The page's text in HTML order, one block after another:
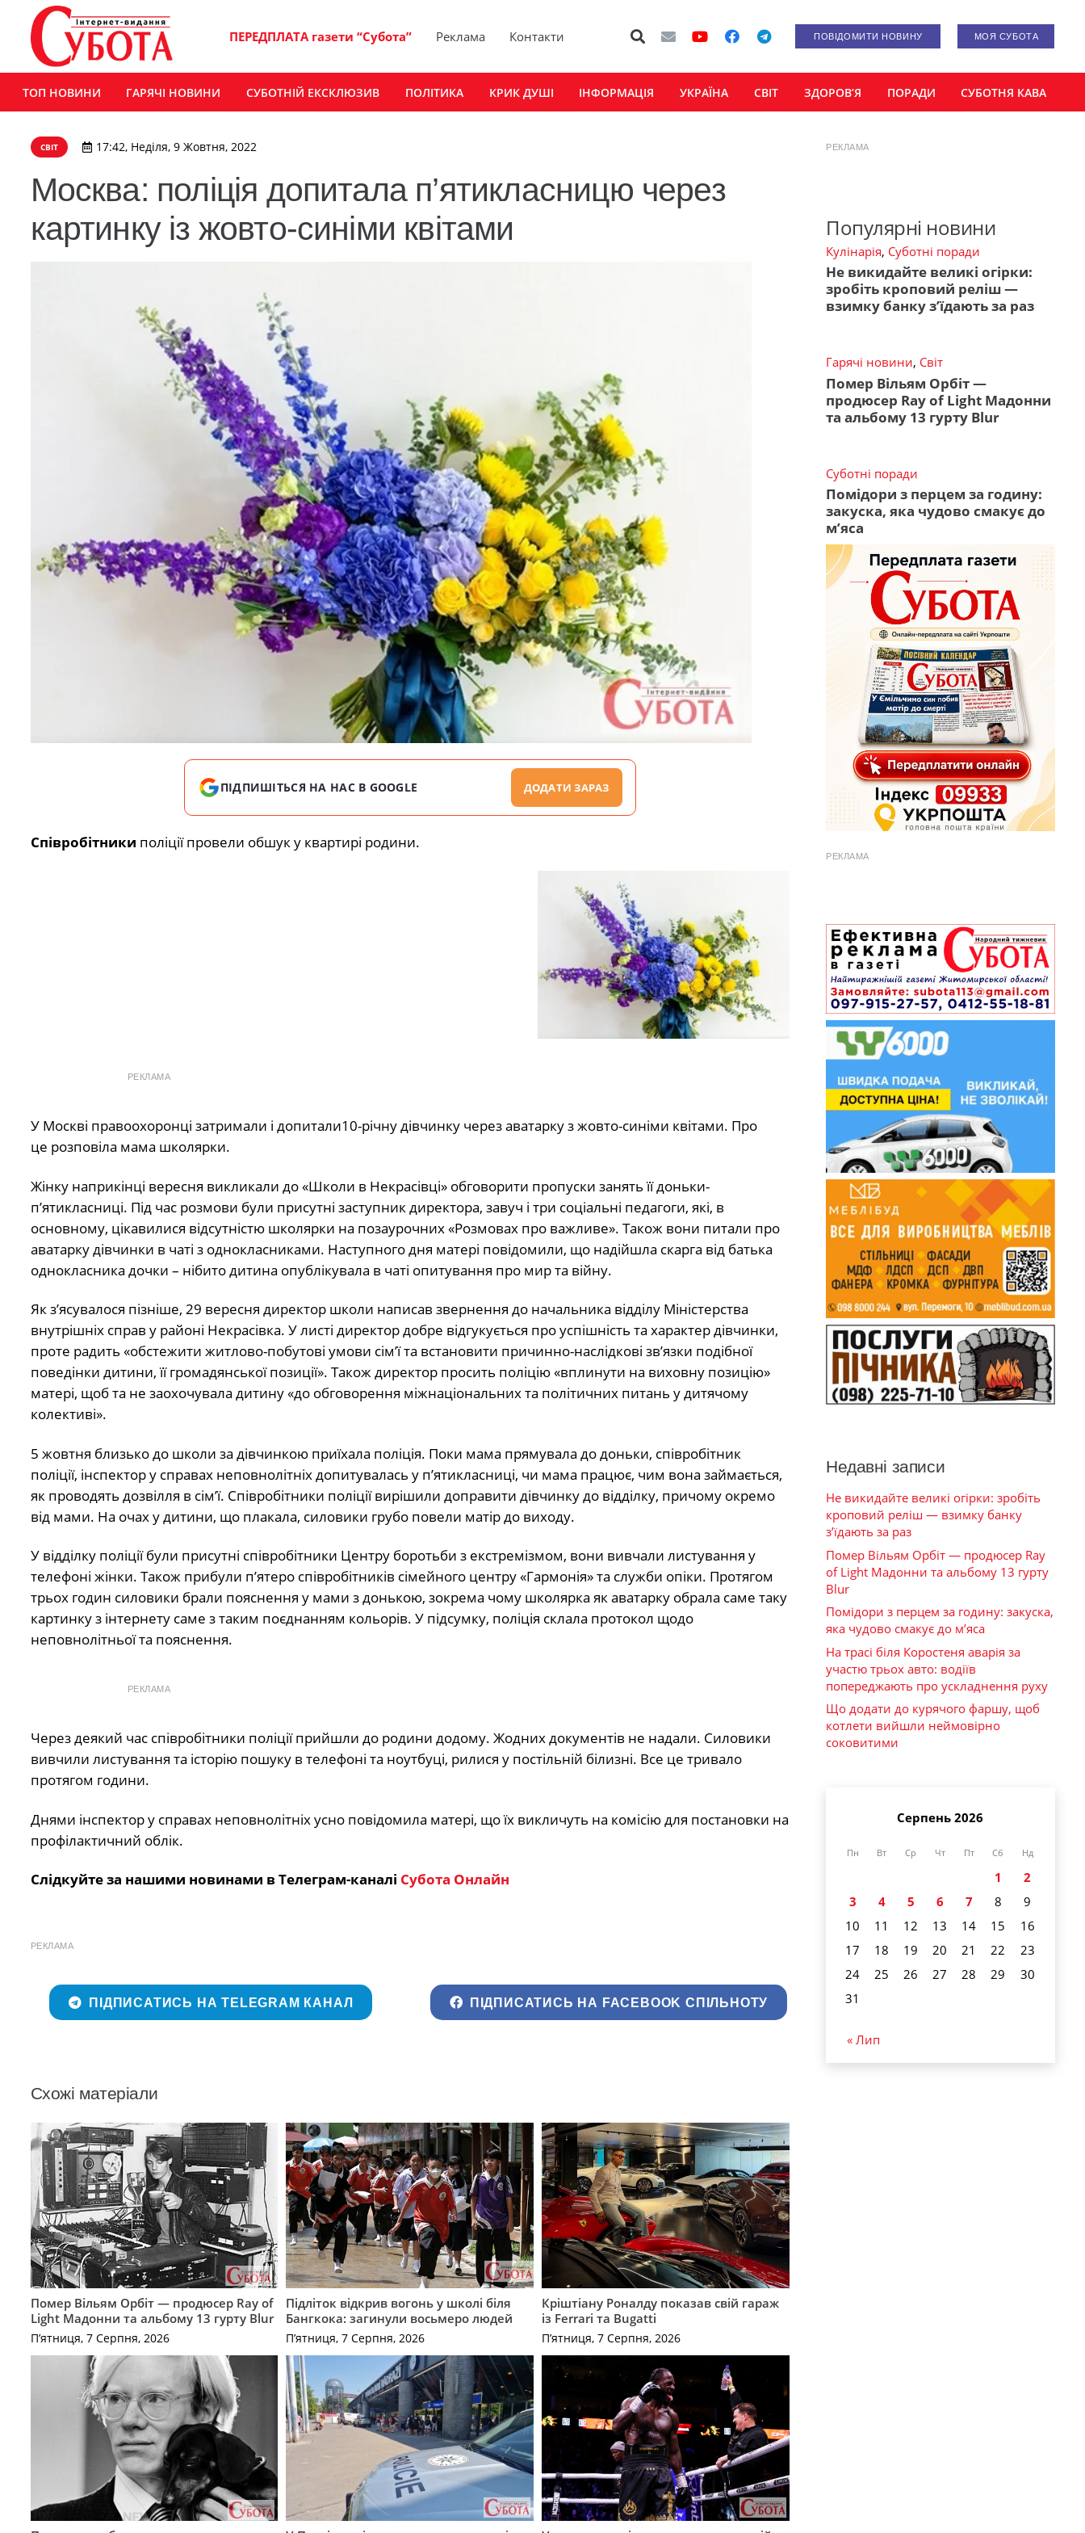
ПЕРЕДПЛАТА газети “Субота” Реклама Контакти ПОВІДОМИТИ НОВИНУ МОЯ СУБОТА
ТОП НОВИНИ ГАРЯЧІ НОВИНИ СУБОТНІЙ ЕКСКЛЮЗИВ ПОЛІТИКА КРИК ДУШІ ІНФОРМАЦІЯ УКРАЇНА СВІТ ЗДОРОВ’Я ПОРАДИ СУБОТНЯ КАВА
СВІТ 17:42, Неділя, 9 Жовтня, 2022
Москва: поліція допитала п’ятикласницю через
картинку із жовто-синіми квітами
ПІДПИШІТЬСЯ НА НАС В GOOGLE ДОДАТИ ЗАРАЗ
Співробітники поліції провели обшук у квартирі родини.
РЕКЛАМА
У Москві правоохоронці затримали і допитали10-річну дівчинку через аватарку з жовто-синіми квітами. Про
це розповіла мама школярки.
Жінку наприкінці вересня викликали до «Школи в Некрасівці» обговорити пропуски занять її доньки-
п’ятикласниці. Під час розмови були присутні заступник директора, завуч і три соціальні педагоги, які, в
основному, цікавилися відсутністю школярки на позаурочних «Розмовах про важливе». Також вони питали про
аватарку дівчинки в чаті з однокласниками. Наступного дня матері повідомили, що надійшла скарга від батька
однокласника дочки – нібито дитина опублікувала в чаті опитування про мир та війну.
Як з’ясувалося пізніше, 29 вересня директор школи написав звернення до начальника відділу Міністерства
внутрішніх справ у районі Некрасівка. У листі директор добре відгукується про успішність та характер дівчинки,
проте радить «обстежити житлово-побутові умови сім’ї та встановити причинно-наслідкові зв’язки подібної
поведінки дитини, її громадянської позиції». Також директор просить поліцію «вплинути на виховну позицію»
матері, щоб та не заохочувала дитину «до обговорення міжнаціональних та політичних питань у дитячому
колективі».
5 жовтня близько до школи за дівчинкою приїхала поліція. Поки мама прямувала до доньки, співробітник
поліції, інспектор у справах неповнолітніх допитувалась у п’ятикласниці, чи мама працює, чим вона займається,
як проводять дозвілля в сім’ї. Співробітники поліції вирішили доправити дівчинку до відділку, причому окремо
від мами. На очах у дитини, що плакала, силовики грубо повели матір до виходу.
У відділку поліції були присутні співробітники Центру боротьби з екстремізмом, вони вивчали листування у
телефоні жінки. Також прибули п’ятеро співробітників сімейного центру «Гармонія» та служби опіки. Протягом
трьох годин силовики брали пояснення у мами з донькою, зокрема чому школярка як аватарку обрала саме таку
картинку з інтернету саме з таким поєднанням кольорів. У підсумку, поліція склала протокол щодо
неповнолітньої та пояснення.
РЕКЛАМА
Через деякий час співробітники поліції прийшли до родини додому. Жодних документів не надали. Силовики
вивчили листування та історію пошуку в телефоні та ноутбуці, рилися у постільній білизні. Все це тривало
протягом години.
Днями інспектор у справах неповнолітніх усно повідомила матері, що їх викличуть на комісію для постановки на
профілактичний облік.
Слідкуйте за нашими новинами в Телеграм-каналі Субота Онлайн
РЕКЛАМА
ПІДПИСАТИСЬ НА TELEGRAM КАНАЛ ПІДПИСАТИСЬ НА FACEBOOK СПІЛЬНОТУ
Схожі матеріали
Помер Вільям Орбіт — продюсер Ray of
Light Мадонни та альбому 13 гурту Blur
П’ятниця, 7 Серпня, 2026
Підліток відкрив вогонь у школі біля
Бангкока: загинули восьмеро людей
П’ятниця, 7 Серпня, 2026
Кріштіану Роналду показав свій гараж
із Ferrari та Bugatti
П’ятниця, 7 Серпня, 2026
РЕКЛАМА
Популярні новини
Кулінарія, Суботні поради
Не викидайте великі огірки:
зробіть кроповий реліш —
взимку банку з’їдають за раз
Гарячі новини, Світ
Помер Вільям Орбіт —
продюсер Ray of Light Мадонни
та альбому 13 гурту Blur
Суботні поради
Помідори з перцем за годину:
закуска, яка чудово смакує до
м’яса
РЕКЛАМА
Недавні записи
Не викидайте великі огірки: зробіть
кроповий реліш — взимку банку
з’їдають за раз
Помер Вільям Орбіт — продюсер Ray
of Light Мадонни та альбому 13 гурту
Blur
Помідори з перцем за годину: закуска,
яка чудово смакує до м’яса
На трасі біля Коростеня аварія за
участю трьох авто: водіїв
попереджають про ускладнення руху
Що додати до курячого фаршу, щоб
котлети вийшли неймовірно
соковитими
Серпень 2026
Пн Вт Ср Чт Пт Сб Нд
1
2
3
4 5 6 7 8
9
10
11 12 13 14 15
16
17
18 19 20 21 22
23
24
25 26 27 28 29
30
31
« Лип